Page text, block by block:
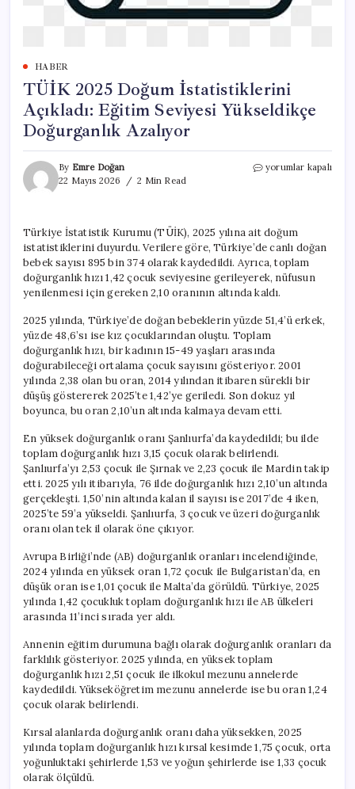
HABER
TÜİK 2025 Doğum İstatistiklerini
Açıkladı: Eğitim Seviyesi Yükseldikçe
Doğurganlık Azalıyor
By Emre Doğan
22 Mayıs 2026
2 Min Read
TÜİK
Eğitim
Seviyesi
Yükseldikçe
Doğurganlık
Azalıyor
yorumlar kapalı
Türkiye İstatistik Kurumu (TÜİK), 2025 yılına ait doğum
istatistiklerini duyurdu. Verilere göre, Türkiye’de canlı doğan
bebek sayısı 895 bin 374 olarak kaydedildi. Ayrıca, toplam
doğurganlık hızı 1,42 çocuk seviyesine gerileyerek, nüfusun
yenilenmesi için gereken 2,10 oranının altında kaldı.
2025 yılında, Türkiye’de doğan bebeklerin yüzde 51,4’ü erkek,
yüzde 48,6’sı ise kız çocuklarından oluştu. Toplam
doğurganlık hızı, bir kadının 15-49 yaşları arasında
doğurabileceği ortalama çocuk sayısını gösteriyor. 2001
yılında 2,38 olan bu oran, 2014 yılından itibaren sürekli bir
düşüş göstererek 2025’te 1,42’ye geriledi. Son dokuz yıl
boyunca, bu oran 2,10’un altında kalmaya devam etti.
En yüksek doğurganlık oranı Şanlıurfa’da kaydedildi; bu ilde
toplam doğurganlık hızı 3,15 çocuk olarak belirlendi.
Şanlıurfa’yı 2,53 çocuk ile Şırnak ve 2,23 çocuk ile Mardin takip
etti. 2025 yılı itibarıyla, 76 ilde doğurganlık hızı 2,10’un altında
gerçekleşti. 1,50’nin altında kalan il sayısı ise 2017’de 4 iken,
2025’te 59’a yükseldi. Şanlıurfa, 3 çocuk ve üzeri doğurganlık
oranı olan tek il olarak öne çıkıyor.
Avrupa Birliği’nde (AB) doğurganlık oranları incelendiğinde,
2024 yılında en yüksek oran 1,72 çocuk ile Bulgaristan’da, en
düşük oran ise 1,01 çocuk ile Malta’da görüldü. Türkiye, 2025
yılında 1,42 çocukluk toplam doğurganlık hızı ile AB ülkeleri
arasında 11’inci sırada yer aldı.
Annenin eğitim durumuna bağlı olarak doğurganlık oranları da
farklılık gösteriyor. 2025 yılında, en yüksek toplam
doğurganlık hızı 2,51 çocuk ile ilkokul mezunu annelerde
kaydedildi. Yükseköğretim mezunu annelerde ise bu oran 1,24
çocuk olarak belirlendi.
Kırsal alanlarda doğurganlık oranı daha yüksekken, 2025
yılında toplam doğurganlık hızı kırsal kesimde 1,75 çocuk, orta
yoğunluktaki şehirlerde 1,53 ve yoğun şehirlerde ise 1,33 çocuk
olarak ölçüldü.